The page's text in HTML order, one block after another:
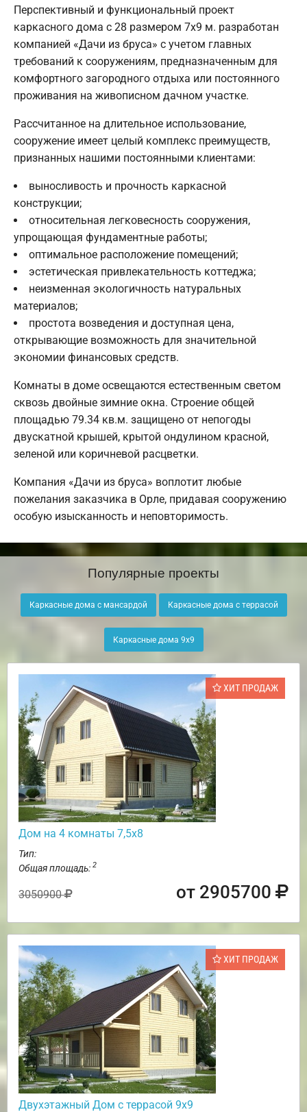
Перспективный и функциональный проект
каркасного дома с 28 размером 7х9 м. разработан
компанией «Дачи из бруса» с учетом главных
требований к сооружениям, предназначенным для
комфортного загородного отдыха или постоянного
проживания на живописном дачном участке.
Рассчитанное на длительное использование,
сооружение имеет целый комплекс преимуществ,
признанных нашими постоянными клиентами:
выносливость и прочность каркасной
конструкции;
относительная легковесность сооружения,
упрощающая фундаментные работы;
оптимальное расположение помещений;
эстетическая привлекательность коттеджа;
неизменная экологичность натуральных
материалов;
простота возведения и доступная цена,
открывающие возможность для значительной
экономии финансовых средств.
Комнаты в доме освещаются естественным светом
сквозь двойные зимние окна. Строение общей
площадью 79.34 кв.м. защищено от непогоды
двускатной крышей, крытой ондулином красной,
зеленой или коричневой расцветки.
Компания «Дачи из бруса» воплотит любые
пожелания заказчика в Орле, придавая сооружению
особую изысканность и неповторимость.
Популярные проекты
Каркасные дома с мансардой Каркасные дома с террасой
Каркасные дома 9х9
ХИТ ПРОДАЖ
Дом на 4 комнаты 7,5х8
Тип:
Общая площадь: 2
3050900 от 2905700
ХИТ ПРОДАЖ
Двухэтажный Дом с террасой 9х9